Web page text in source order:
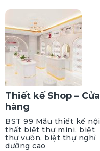
Thiết kế Shop – Cửa
hàng
BST 99 Mẫu thiết kế nội
thất biệt thự mini, biệt
thự vườn, biệt thự nghỉ
dưỡng cao